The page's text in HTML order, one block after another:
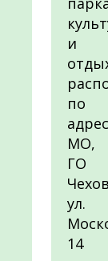
и
по
МО,
ГО
ул.
14